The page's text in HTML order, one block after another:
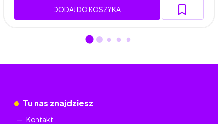
DODAJ DO KOSZYKA
Tu nas znajdziesz
Kontakt